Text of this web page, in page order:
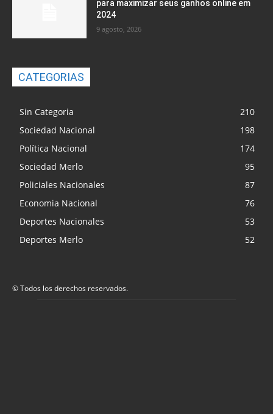
para maximizar seus ganhos online em
2024
9 agosto, 2026
CATEGORIAS
Sin Categoria
210
Sociedad Nacional
198
Política Nacional
174
Sociedad Merlo
95
Policiales Nacionales
87
Economia Nacional
76
Deportes Nacionales
53
Deportes Merlo
52
© Todos los derechos reservados.